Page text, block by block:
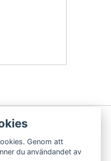
Genom att
du användandet av